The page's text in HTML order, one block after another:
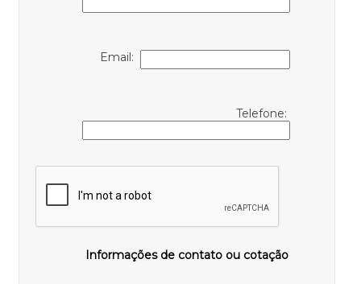
Email:
Telefone:
Informações de contato ou cotação